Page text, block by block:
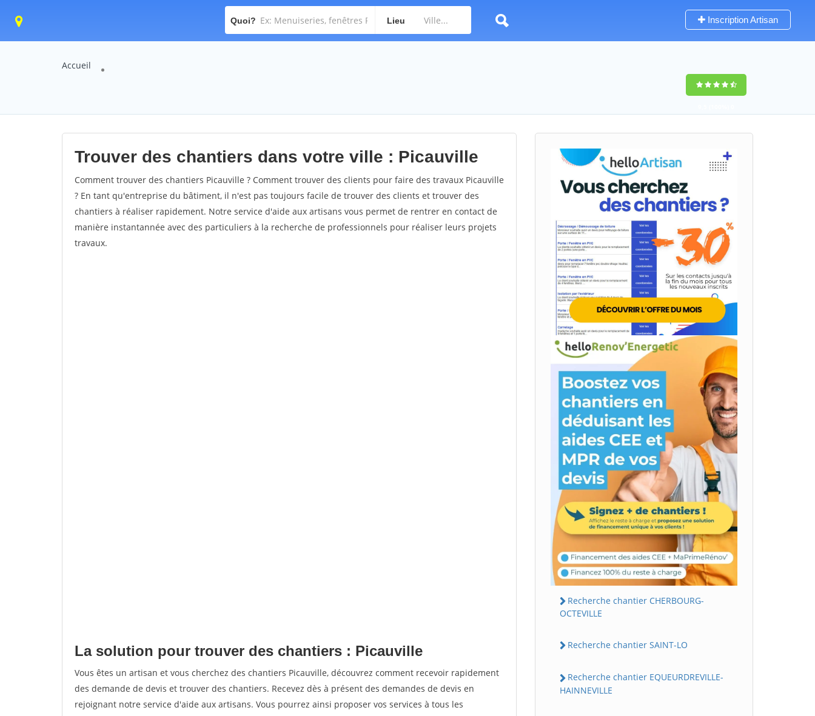
Quoi? Lieu Inscription Artisan
Accueil
Trouver des chantiers dans votre ville : Picauville
Comment trouver des chantiers Picauville ? Comment trouver des clients pour faire des travaux Picauville
? En tant qu'entreprise du bâtiment, il n'est pas toujours facile de trouver des clients et trouver des
chantiers à réaliser rapidement. Notre service d'aide aux artisans vous permet de rentrer en contact de
manière instantannée avec des particuliers à la recherche de professionnels pour réaliser leurs projets
travaux.
La solution pour trouver des chantiers : Picauville
Vous êtes un artisan et vous cherchez des chantiers Picauville, découvrez comment recevoir rapidement
des demande de devis et trouver des chantiers. Recevez dès à présent des demandes de devis en
rejoignant notre service d'aide aux artisans. Vous pourrez ainsi proposer vos services à tous les
Recherche chantier CHERBOURG-
OCTEVILLE
Recherche chantier SAINT-LO
Recherche chantier EQUEURDREVILLE-
HAINNEVILLE